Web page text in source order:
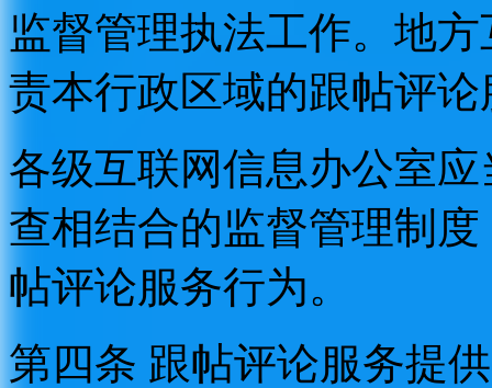
监督管理执法工作。地
责本行政区域的跟帖评
各级互联网信息办公室
查相结合的监督管理制
帖评论服务行为。
第四条 跟帖评论服务提